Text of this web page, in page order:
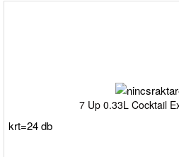
7 Up 0.33L Cocktail
krt=24 db